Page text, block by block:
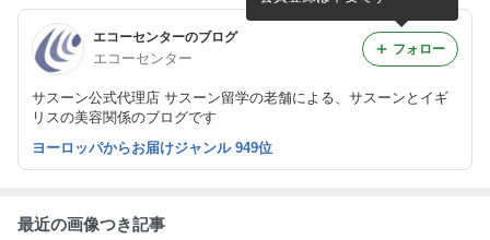
エコーセンターのブログ
エコーセンター
サスーン公式代理店 サスーン留学の老舗による、サスーンとイギ
リスの美容関係のブログです
フォロー
ヨーロッパからお届けジャンル 949位
最近の画像つき記事